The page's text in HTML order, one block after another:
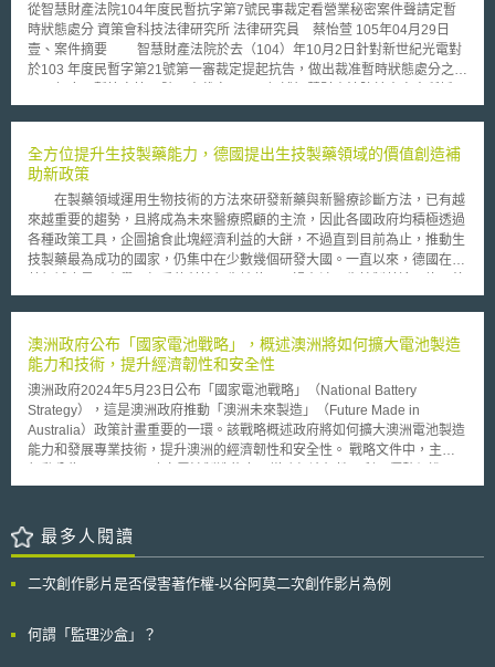
內法令增加誘因及鼓勵措施，導引協助產品製造商擴大回收體系、檢視改善
回收管理系統，而更具能力對於提高目標規範，能夠落實遵循之。歐盟執委
會此項法令修改提議，是否得以真正落實未來立法中，值得再加以觀察。
從智慧財產法院104年度民暫抗字第7號民事裁定看營業秘密案件聲請定暫
時狀態處分 資策會科技法律研究所 法律研究員 蔡怡萱 105年04月29日
壹、案件摘要 智慧財產法院於去（104）年10月2日針對新世紀光電對
於103 年度民暫字第21號第一審裁定提起抗告，做出裁准暫時狀態處分之
的法律判斷依據。 本案事實為李允立（下稱相對人）於102年離職後自
發團隊重要成員及各部門重要員工多名先後離職，部分至相對人公司任職。
相對人公司現有經營方式為無廠半導體公司，專門研發及販售發光二極體磊
業務相同。相對人為公司負責人，抗告人主張相對人不可避免的會使用抗告
人公司的機密資訊及營業秘密，而造成抗告人重大損失，而抗告人為避免發
生重大難以回復之損害，依營業秘密法第11條第1 項[1]、兩造間的服務契約
書、民事訴訟法第538 條第1 項[2]、智慧財產案件審理法第22條第2 項[3]規
產品及製程相關之營業秘密及機密資訊，包括：非一般涉及該類資訊所知之
一切製程、程式、專門技術、技術資料、經營資料、材料、設計、參數及配
方、客戶明細、銷售資料等；（2）相對人不得為自己或第三人之利益，唆
使或利誘抗告人員工離職。 貳、重點說明 一、營業秘密具體認定爭執及以
定暫時狀態之處分為手段 綜合以上兩造爭執點在於，（1）在相對人離
職後所持有於抗告人公司任職時所知悉的營業秘密及機密資訊的具體內容該
如何認定，相對人爭執於離職時原公司並未明確界定，抗告人卻反駁確有保
護營業秘密及機密資訊之說明。（2）透過兩造簽署之服務契約書，是否可
利誘抗告人之員工離職。 二、定暫時狀態之處分需符合的要件 聲請定
暫時狀態之處分需符合下列要件：（1）兩造有爭執之法律關係，且以本案
害或避免急迫危險或有其他相類之必要性情形。因此在符合法定要件的前提
行為 [4]。 另依本案法院的釋明，所謂爭執的法律關係，應不以法律關
係已經訴訟繫屬為限，凡金錢請求以外，有繼續性且適於為民事訴訟之標的
全方位提升生技製藥能力，德國提出生技製藥領域的價值創造補
助新政策
在製藥領域運用生物技術的方法來研發新藥與新醫療診斷方法，已有越
來越重要的趨勢，且將成為未來醫療照顧的主流，因此各國政府均積極透過
各種政策工具，企圖搶食此塊經濟利益的大餅，不過直到目前為止，推動生
技製藥最為成功的國家，仍集中在少數幾個研發大國。一直以來，德國在製
國目前的成就有限，已成功上市而來源於德國的生技藥品，並不多見
發）。另一方面，德國擁有全歐洲最多的生技公司數目，這些生技公司每年
從事相當多的研發活動，但其與製藥公司卻甚少主動合作。為加強生技產業
Bildung und Forschung, BMBF）新近提出了新補助政策－「生技製藥之策
略性競爭」（Strategiewettbewerb BioPharma），企圖為德國重新贏回世
界藥局（Apotheke der Welt）的美名。 這個新的策略規劃所訴求的對
象，是由主要來自於學術界的生技公司與傳統的製藥產業界所成立的合作團
略性概念或創意（Ideen für neuartige strategische Konzepte vorzulegen,
die die Entwicklung von Medikamenten effizienter machen），以填補生
技製藥產業價值創造鏈中的漏洞。所謂的價值創造鏈，指從實驗室的研究、
出，在生技製藥領域，德國政府的補助方向已不再侷限於傳統的技術能力的
澳洲政府公布「國家電池戰略」，概述澳洲將如何擴大電池製造
能力和技術，提升經濟韌性和安全性
澳洲政府2024年5月23日公布「國家電池戰略」（National Battery
Strategy），這是澳洲政府推動「澳洲未來製造」（Future Made in
Australia）政策計畫重要的一環。該戰略概述政府將如何擴大澳洲電池製造
能力和發展專業技術，提升澳洲的經濟韌性和安全性。 戰略文件中，主要
家經濟增長： 以2024年4月公布的《澳洲未來製造法》（Future Made in
元，投資包括再生氫、綠色金屬、低碳液體燃料、關鍵礦產精煉和清潔能源
製造技術。 二、培養人才知識和技能，創造澳洲本土工作機會： 建立電池
力的領域。 三、確保澳洲在全球電池供應鏈中的地位： 重點支持構建供應
能源貿易機會，推廣高ESG標準。 四、在永續、標準和循環經濟方面引領
最多人閱讀
二次創作影片是否侵害著作權-以谷阿莫二次創作影片為例
何謂「監理沙盒」？